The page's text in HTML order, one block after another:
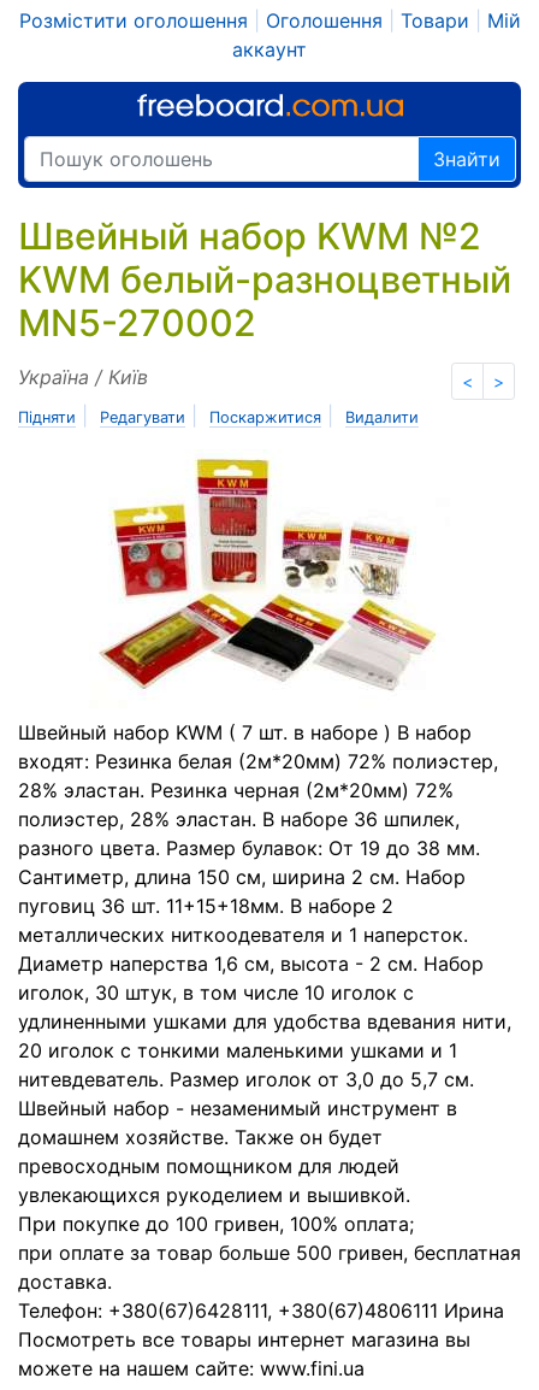
Розмістити оголошення Оголошення Товари
Мій
аккаунт
Знайти
Швейный набор KWM №2
KWM белый-разноцветный
MN5-270002
< >
Україна / Київ
Підняти Редагувати Поскаржитися Видалити
Швейный набор KWM ( 7 шт. в наборе ) В набор
входят: Резинка белая (2м*20мм) 72% полиэстер,
28% эластан. Резинка черная (2м*20мм) 72%
полиэстер, 28% эластан. В наборе 36 шпилек,
разного цвета. Размер булавок: От 19 до 38 мм.
Сантиметр, длина 150 см, ширина 2 см. Набор
пуговиц 36 шт. 11+15+18мм. В наборе 2
металлических ниткоодевателя и 1 наперсток.
Диаметр наперства 1,6 см, высота - 2 см. Набор
иголок, 30 штук, в том числе 10 иголок с
удлиненными ушками для удобства вдевания нити,
20 иголок с тонкими маленькими ушками и 1
нитевдеватель. Размер иголок от 3,0 до 5,7 см.
Швейный набор - незаменимый инструмент в
домашнем хозяйстве. Также он будет
превосходным помощником для людей
увлекающихся рукоделием и вышивкой.
При покупке до 100 гривен, 100% оплата;
при оплате за товар больше 500 гривен, бесплатная
доставка.
Телефон: +380(67)6428111, +380(67)4806111 Ирина
Посмотреть все товары интернет магазина вы
можете на нашем сайте: www.fini.ua